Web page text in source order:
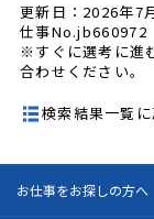
更新日：2026年7
仕事No.jb660972
※すぐに選考に進
合わせください。
検索結果一覧に
お仕事をお探しの方へ